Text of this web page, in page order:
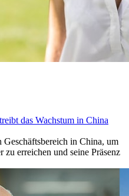
das Wachstum in China
Geschäftsbereich in China, um
zu erreichen und seine Präsenz